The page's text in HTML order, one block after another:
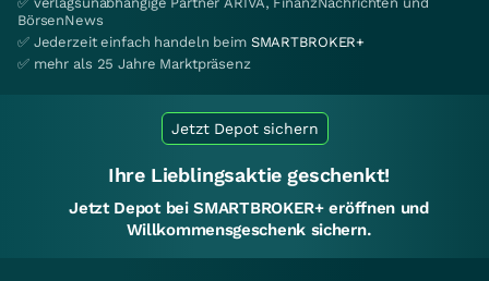
BörsenNews
✅ Jederzeit einfach handeln beim SMARTBROKER+
✅ mehr als 25 Jahre Marktpräsenz
Jetzt Depot sichern
Ihre Lieblingsaktie geschenkt!
Jetzt Depot bei SMARTBROKER+ eröffnen und
Willkommensgeschenk sichern.